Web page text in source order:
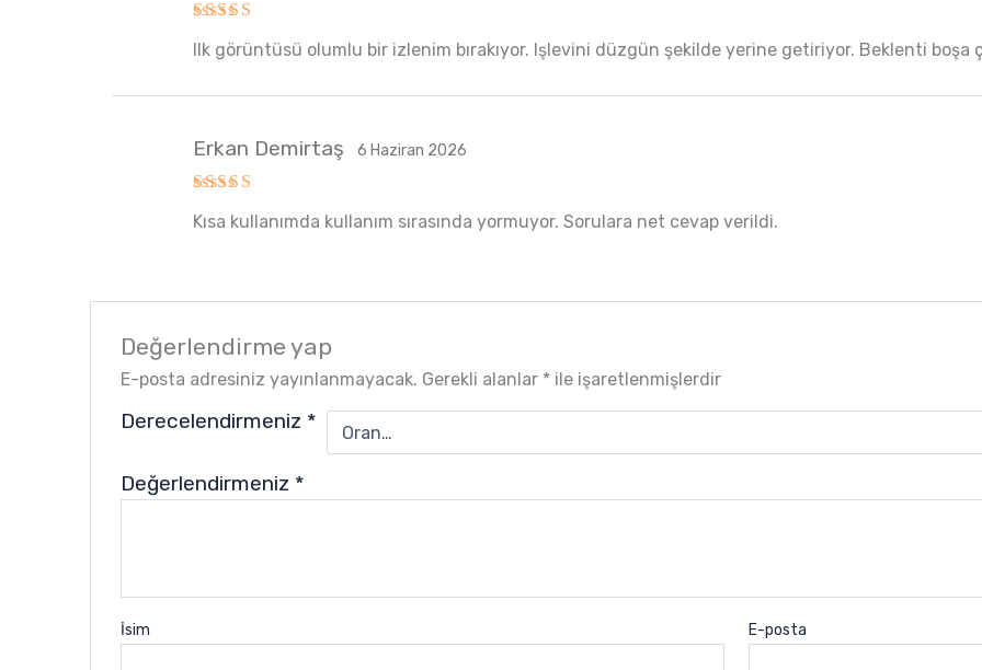
5oy aldı
Ilk görüntüsü olumlu bir izlenim bırakıyor. Işlevini düzgün şekilde yerine getiriyor. Beklenti boşa
5oy aldı
Erkan Demirtaş 6 Haziran 2026
Kısa kullanımda kullanım sırasında yormuyor. Sorulara net cevap verildi.
Değerlendirme yap
E-posta adresiniz yayınlanmayacak. Gerekli alanlar * ile işaretlenmişlerdir
Derecelendirmeniz *
Değerlendirmeniz *
İsim E-posta